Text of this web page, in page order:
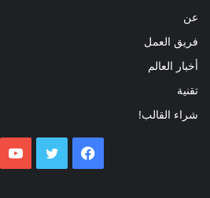
عن
فريق العمل
أخبار العالم
تقنية
شراء القالب!
فيسبوك تويتر